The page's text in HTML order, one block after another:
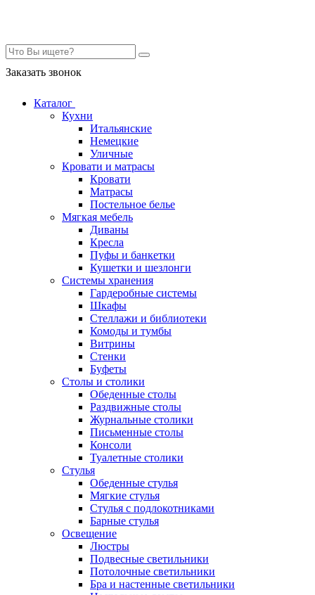
Заказать звонок
Каталог
Кухни
Итальянские
Немецкие
Уличные
Кровати и матрасы
Кровати
Матрасы
Постельное белье
Мягкая мебель
Диваны
Кресла
Пуфы и банкетки
Кушетки и шезлонги
Системы хранения
Гардеробные системы
Шкафы
Стеллажи и библиотеки
Комоды и тумбы
Витрины
Стенки
Буфеты
Столы и столики
Обеденные столы
Раздвижные столы
Журнальные столики
Письменные столы
Консоли
Туалетные столики
Стулья
Обеденные стулья
Мягкие стулья
Стулья с подлокотниками
Барные стулья
Освещение
Люстры
Подвесные светильники
Потолочные светильники
Бра и настенные светильники